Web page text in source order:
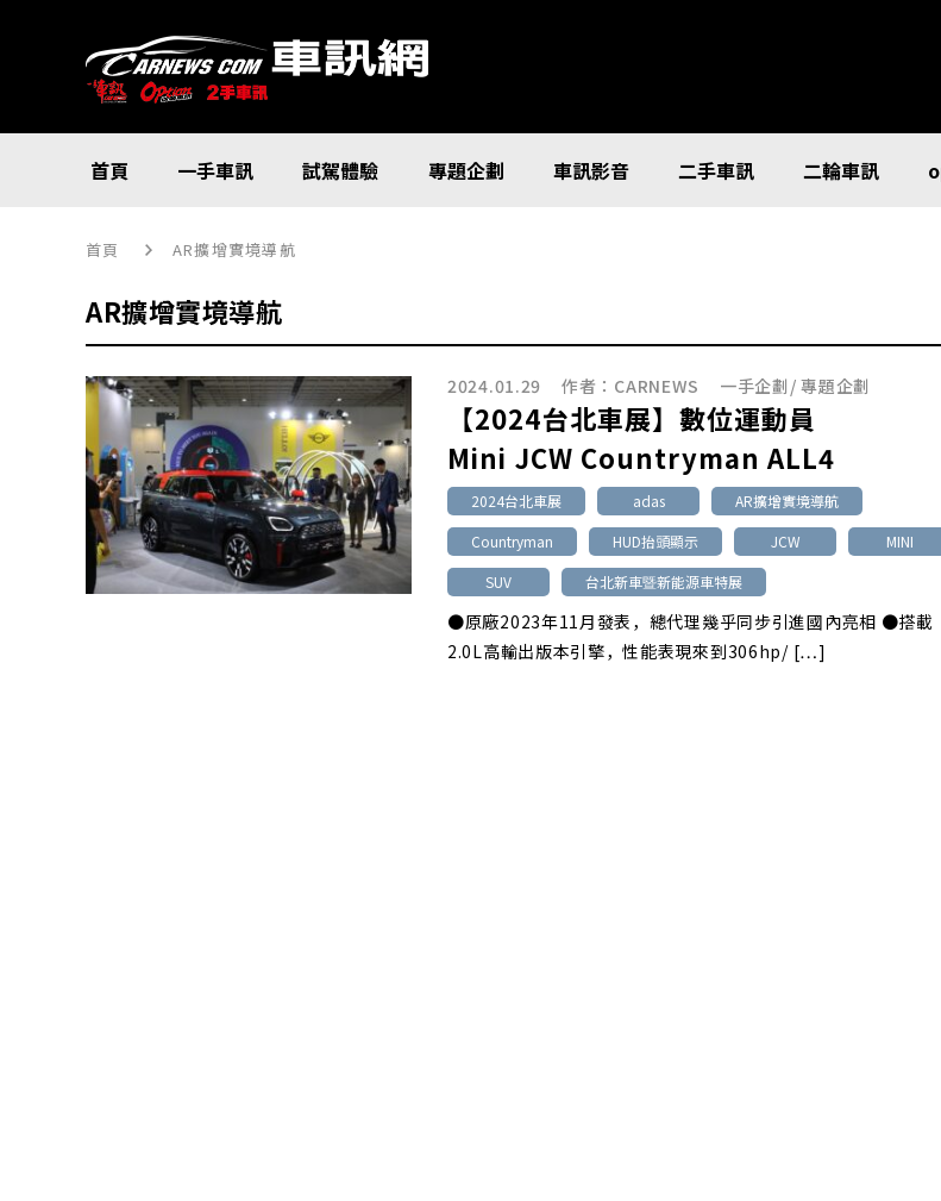
首頁 一手車訊 試駕體驗 專題企劃 車訊影音 二手車訊 二輪車訊
首頁 AR擴增實境導航
AR擴增實境導航
2024.01.29 作者： CARNEWS 一手企劃 /專題企劃
【2024台北車展】數位運動員
Mini JCW Countryman ALL4
2024台北車展 adas
AR擴增實境導航
Countryman
HUD抬頭顯示 JCW
MINI
SUV
台北新車暨新能源車特展
●原廠2023年11月發表，總代理幾乎同步引進國內亮相 ●搭載
2.0L高輸出版本引擎，性能表現來到306hp/ […]